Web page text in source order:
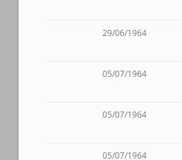
29/06/1964
05/07/1964
05/07/1964
05/07/1964